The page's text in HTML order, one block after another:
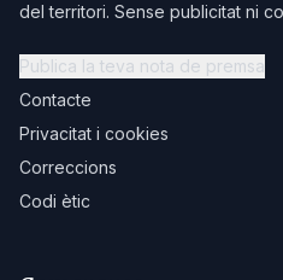
del territori. Sense publicitat ni
Publica la teva nota de premsa
Contacte
Privacitat i cookies
Correccions
Codi ètic